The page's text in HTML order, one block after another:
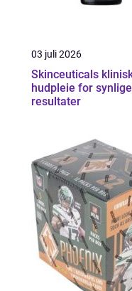
03 juli 2026
Skinceuticals klinisk
hudpleie for synlige
resultater